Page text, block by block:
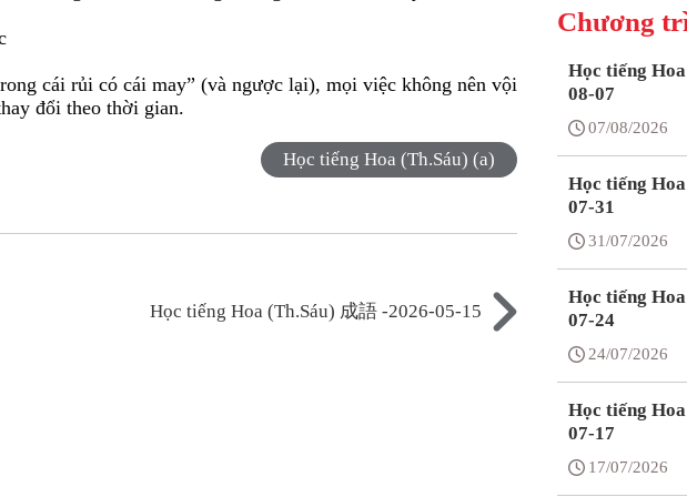
cái rủi có cái may” (và ngược lại), mọi việc không nên vội
đổi theo thời gian.
Học tiếng Hoa (Th.Sáu) (a)
Học tiếng Hoa (Th.Sáu) 成語 -2026-05-15
Chương
Học tiếng
08-07
07/08/2026
Học tiếng
07-31
31/07/2026
Học tiếng
07-24
24/07/2026
Học tiếng
07-17
17/07/2026